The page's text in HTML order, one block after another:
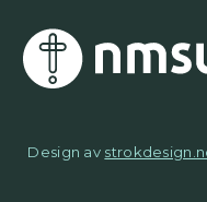
Design av